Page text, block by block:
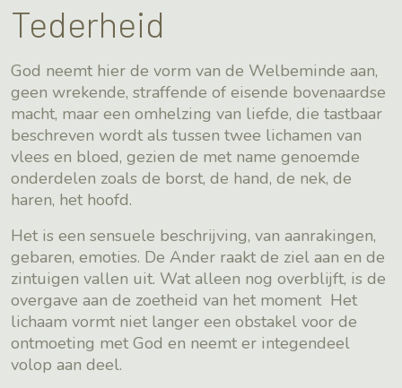
Tederheid
God neemt hier de vorm van de Welbeminde aan,
geen wrekende, straffende of eisende bovenaardse
macht, maar een omhelzing van liefde, die tastbaar
beschreven wordt als tussen twee lichamen van
vlees en bloed, gezien de met name genoemde
onderdelen zoals de borst, de hand, de nek, de
haren, het hoofd.
Het is een sensuele beschrijving, van aanrakingen,
gebaren, emoties. De Ander raakt de ziel aan en de
zintuigen vallen uit. Wat alleen nog overblijft, is de
overgave aan de zoetheid van het moment Het
lichaam vormt niet langer een obstakel voor de
ontmoeting met God en neemt er integendeel
volop aan deel.